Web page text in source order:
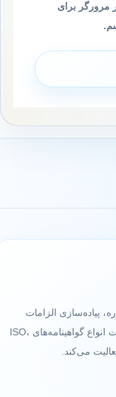
مرورگر برای
مشاوره، پیاده‌سازی الزامات
استانداردها و همراهی سازمان‌ها برای دریافت انواع گواهینامه‌های ISO،